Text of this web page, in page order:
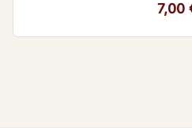
7,00